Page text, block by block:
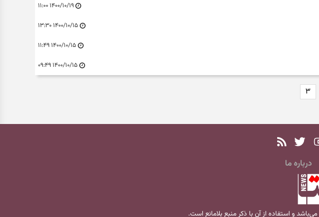
۱۴۰۰/۱۰/۱۹ ۱۱:۰۰
۱۴۰۰/۱۰/۱۵ ۱۳:۳۰
۱۴۰۰/۱۰/۱۵ ۱۱:۴۹
۱۴۰۰/۱۰/۱۵ ۰۹:۴۹
۳
درباره ما
می‌باشد و استفاده از آن با ذکر منبع بلامانع است.